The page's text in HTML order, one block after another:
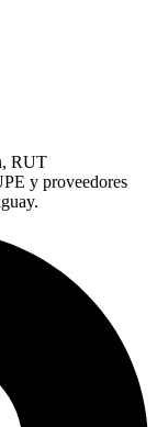
RUT
y proveedores